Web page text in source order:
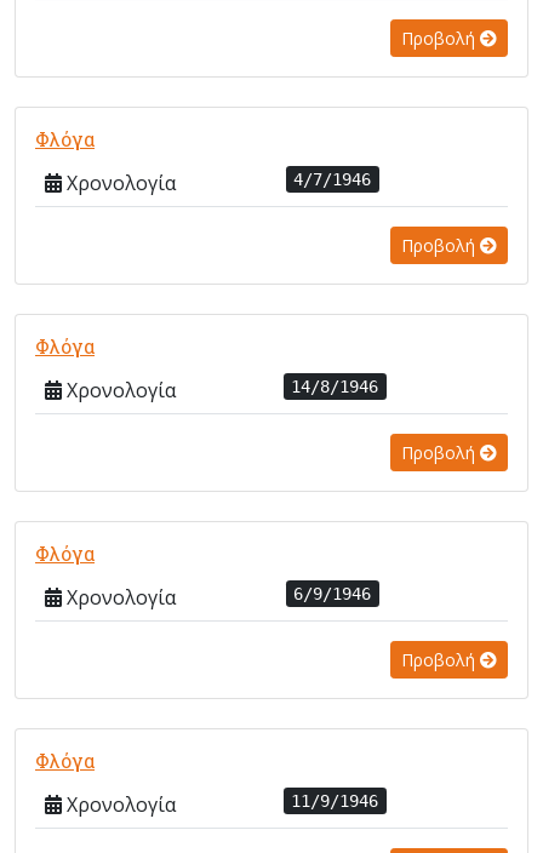
Προβολή
Φλόγα
Χρονολογία 4/7/1946
Προβολή
Φλόγα
Χρονολογία 14/8/1946
Προβολή
Φλόγα
Χρονολογία 6/9/1946
Προβολή
Φλόγα
Χρονολογία 11/9/1946